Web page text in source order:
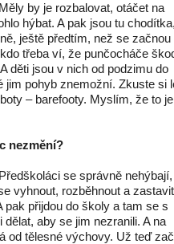
by je rozbalovat, otáčet na
hýbat. A pak jsou tu
ještě předtím, než se začnou
třeba ví, že punčocháče
děti jsou v nich od podzimu do
jim pohyb znemožní. Zkuste si
– barefooty. Myslím, že to je
nezmění?
se správně nehýbají,
vyhnout, rozběhnout a
přijdou do školy a tam se s
aby se jim nezranili. A na
od tělesné výchovy. Už teď